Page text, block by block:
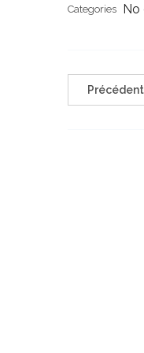
Categories No
Précédent